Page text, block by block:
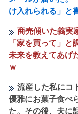
け入れられる」と
商売傾いた義実
「家を買って」
未来を教えてあげ
ｗ
流産した私にコ
優雅にお菓子食べ
た。その後、夫に